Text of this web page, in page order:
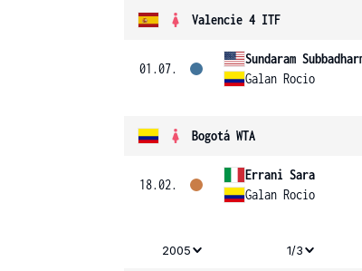
Valencie 4 ITF
01.07.
Sundaram
Galan Rocio
Bogotá WTA
18.02.
Errani Sara
Galan Rocio
2005 1/3